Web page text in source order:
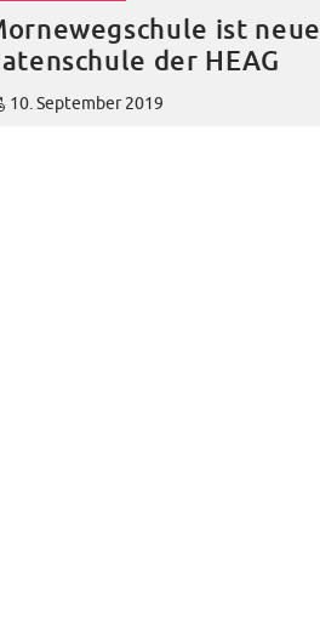
10. September 2019
ist neue
der HEAG